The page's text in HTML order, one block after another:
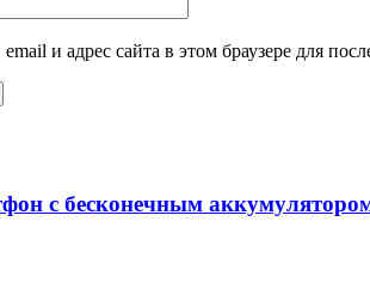
и адрес сайта в этом браузере для
с бесконечным